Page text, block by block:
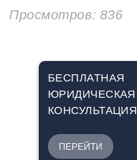
Просмотров: 836
БЕСПЛАТНАЯ
ЮРИДИЧЕСКАЯ
КОНСУЛЬТАЦИЯ
ПЕРЕЙТИ